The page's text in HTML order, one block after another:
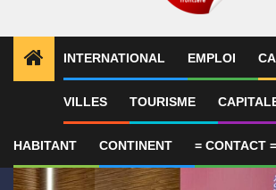
INTERNATIONAL EMPLOI
VILLES TOURISME
HABITANT CONTINENT = CONTACT =
ALERTES INFO 1 Qatar